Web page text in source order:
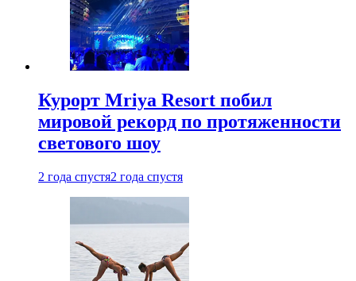
Курорт Mriya Resort побил
мировой рекорд по протяженности
светового шоу
2 года спустя2 года спустя